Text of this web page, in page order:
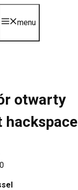
menu
otwarty